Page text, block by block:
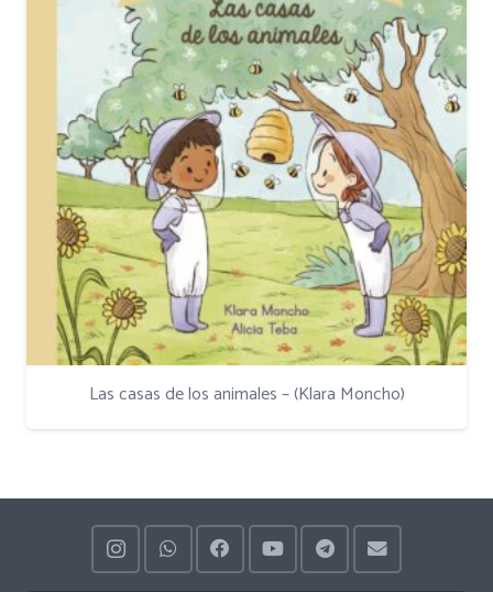
Las casas de los animales – (Klara Moncho)